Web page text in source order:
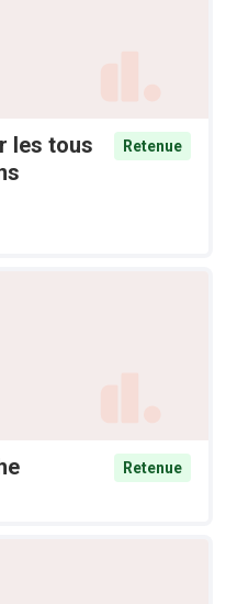
les tous
Retenue
Retenue